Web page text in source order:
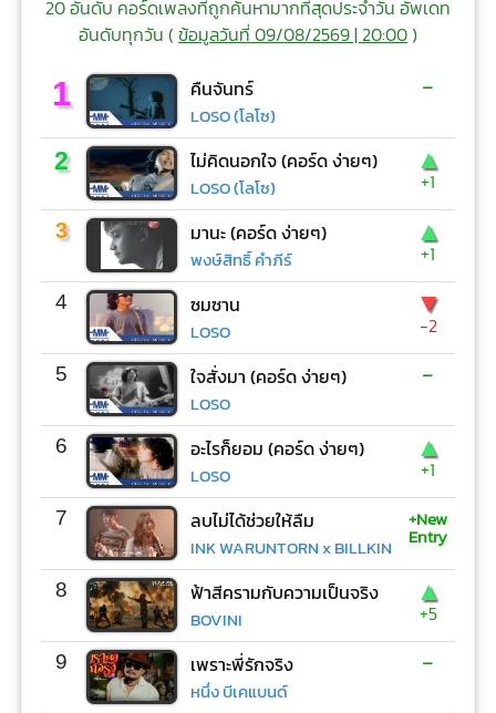
20 อันดับ คอร์ดเพลงที่ถูกค้นหามากที่สุดประจำวัน อัพเดท
อันดับทุกวัน (ข้อมูลวันที่ 09/08/2569 | 20:00)
1 คืนจันทร์
LOSO (โลโซ)
-
2 ไม่คิดนอกใจ (คอร์ด ง่ายๆ)
LOSO (โลโซ)
▲
+1
3 มานะ (คอร์ด ง่ายๆ)
พงษ์สิทธิ์ คำภีร์
▲
+1
4 ซมซาน
LOSO
▼
-2
5 ใจสั่งมา (คอร์ด ง่ายๆ)
LOSO
-
6 อะไรก็ยอม (คอร์ด ง่ายๆ)
LOSO
▲
+1
7 ลบไม่ได้ช่วยให้ลืม
INK WARUNTORN x BILLKIN
+New
Entry
8 ฟ้าสีครามกับความเป็นจริง
BOVINI
▲
+5
9 เพราะพี่รักจริง
หนึ่ง บีเคแบนด์
-